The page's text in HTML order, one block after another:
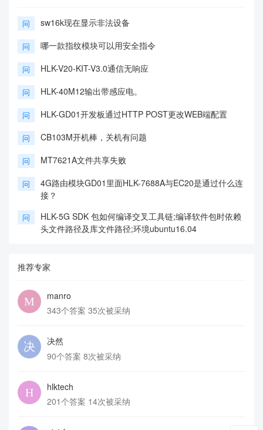
问 sw16k现在显示非法设备
问 哪一款指纹模块可以用安全指令
问 HLK-V20-KIT-V3.0通信无响应
问 HLK-40M12输出带感应电。
问 HLK-GD01开发板通过HTTP POST更改WEB端配置
问 CB103M开机棒，关机有问题
问 MT7621A文件共享失败
问
4G路由模块GD01里面HLK-7688A与EC20是通过什么连
接？
问
HLK-5G SDK 包如何编译交叉工具链;编译软件包时依赖
头文件路径及库文件路径;环境ubuntu16.04
推荐专家
manro
343个答案 35次被采纳
决然
90个答案 8次被采纳
hlktech
201个答案 14次被采纳